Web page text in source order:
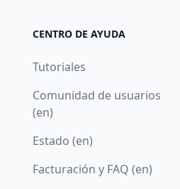
CENTRO DE AYUDA
Tutoriales
Comunidad de usuarios
(en)
Estado (en)
Facturación y FAQ (en)